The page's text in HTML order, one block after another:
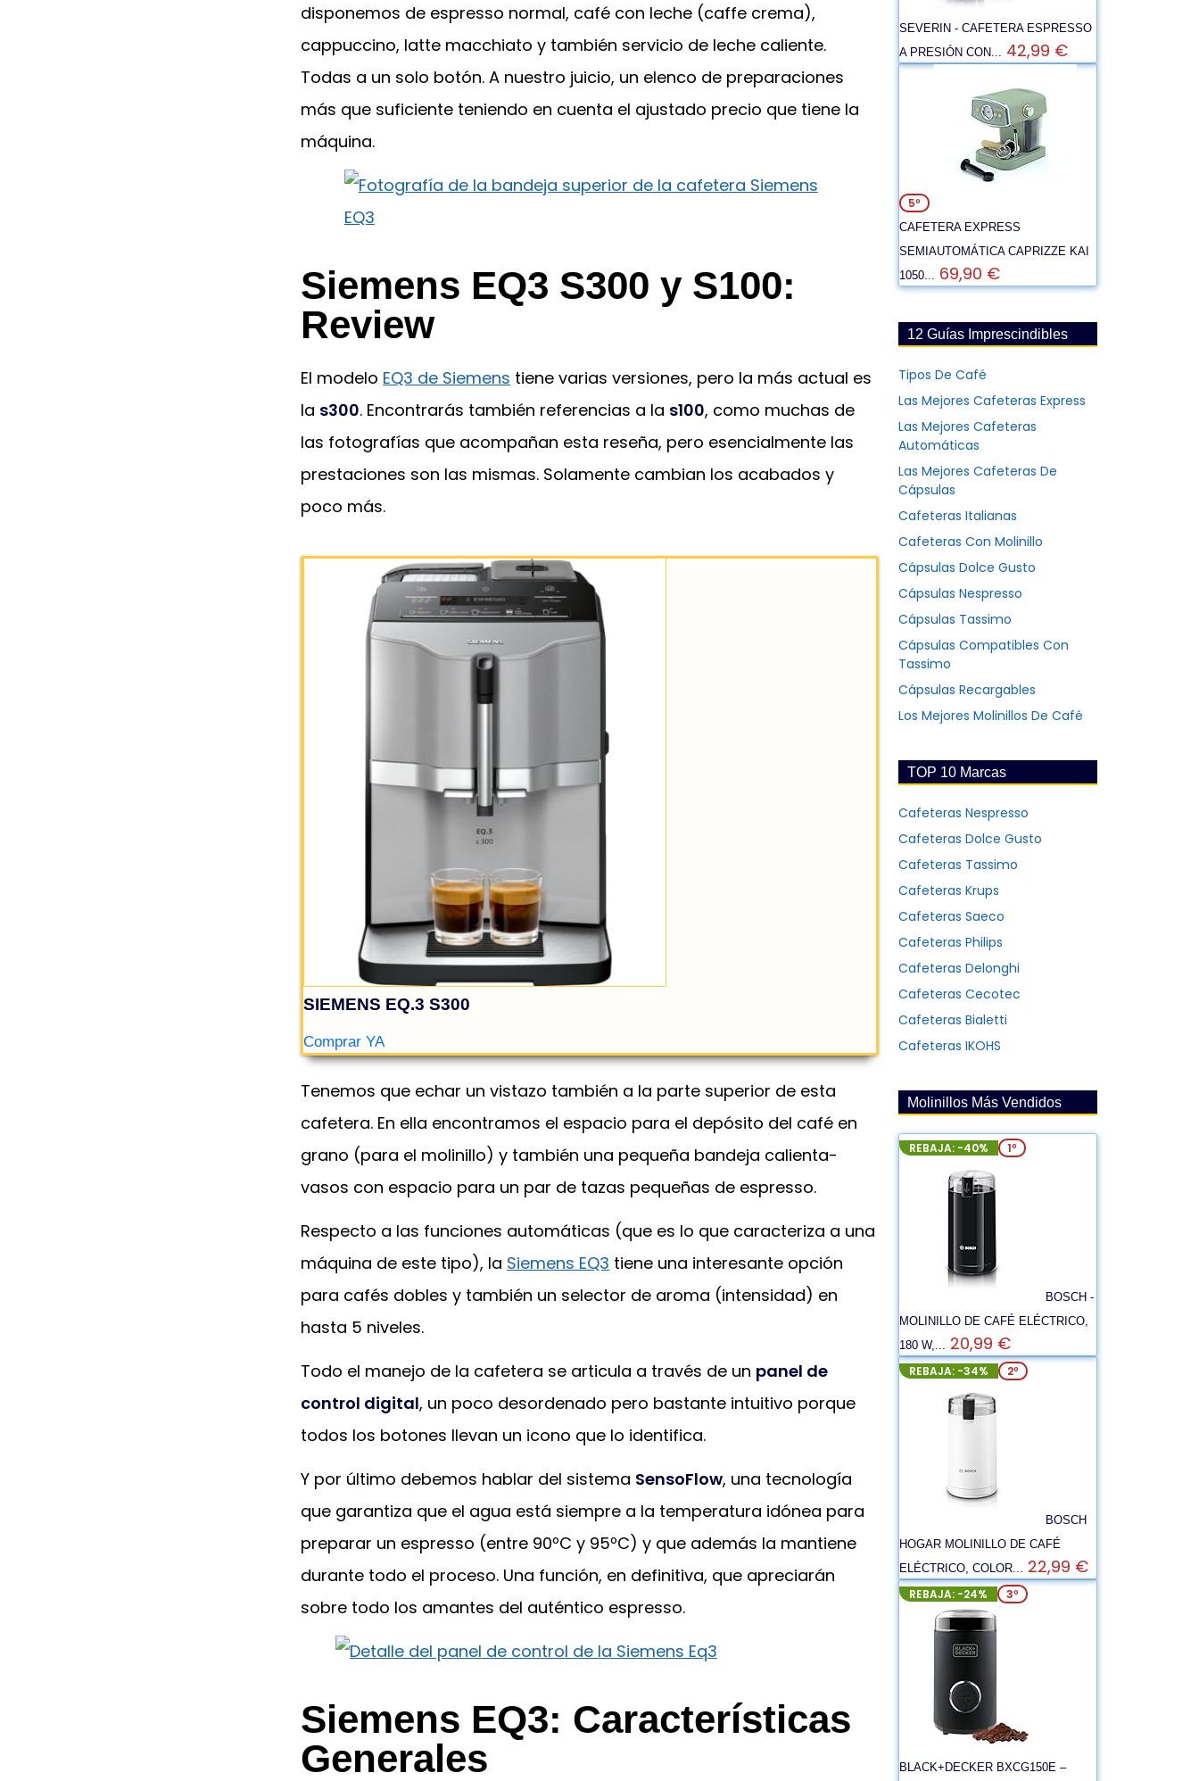
disponemos de espresso normal, café con leche (caffe crema),
cappuccino, latte macchiato y también servicio de leche caliente.
Todas a un solo botón. A nuestro juicio, un elenco de preparaciones
más que suficiente teniendo en cuenta el ajustado precio que tiene la
máquina.
Siemens EQ3 S300 y S100:
Review
El modelo EQ3 de Siemens tiene varias versiones, pero la más actual es
la s300. Encontrarás también referencias a la s100, como muchas de
las fotografías que acompañan esta reseña, pero esencialmente las
prestaciones son las mismas. Solamente cambian los acabados y
poco más.
SIEMENS EQ.3 S300
Comprar YA
Tenemos que echar un vistazo también a la parte superior de esta
cafetera. En ella encontramos el espacio para el depósito del café en
grano (para el molinillo) y también una pequeña bandeja calienta-
vasos con espacio para un par de tazas pequeñas de espresso.
Respecto a las funciones automáticas (que es lo que caracteriza a una
máquina de este tipo), la Siemens EQ3 tiene una interesante opción
para cafés dobles y también un selector de aroma (intensidad) en
hasta 5 niveles.
Todo el manejo de la cafetera se articula a través de un panel de
control digital, un poco desordenado pero bastante intuitivo porque
todos los botones llevan un icono que lo identifica.
Y por último debemos hablar del sistema SensoFlow, una tecnología
que garantiza que el agua está siempre a la temperatura idónea para
preparar un espresso (entre 90ºC y 95ºC) y que además la mantiene
durante todo el proceso. Una función, en definitiva, que apreciarán
sobre todo los amantes del auténtico espresso.
Siemens EQ3: Características
Generales
SEVERIN - CAFETERA ESPRESSO
A PRESIÓN CON... 42,99 €
5º
CAFETERA EXPRESS
SEMIAUTOMÁTICA CAPRIZZE KAI
1050... 69,90 €
12 Guías Imprescindibles
Tipos De Café
Las Mejores Cafeteras Express
Las Mejores Cafeteras
Automáticas
Las Mejores Cafeteras De
Cápsulas
Cafeteras Italianas
Cafeteras Con Molinillo
Cápsulas Dolce Gusto
Cápsulas Nespresso
Cápsulas Tassimo
Cápsulas Compatibles Con
Tassimo
Cápsulas Recargables
Los Mejores Molinillos De Café
TOP 10 Marcas
Cafeteras Nespresso
Cafeteras Dolce Gusto
Cafeteras Tassimo
Cafeteras Krups
Cafeteras Saeco
Cafeteras Philips
Cafeteras Delonghi
Cafeteras Cecotec
Cafeteras Bialetti
Cafeteras IKOHS
Molinillos Más Vendidos
REBAJA: -40% 1º
BOSCH -
MOLINILLO DE CAFÉ ELÉCTRICO,
180 W,... 20,99 €
REBAJA: -34% 2º
BOSCH
HOGAR MOLINILLO DE CAFÉ
ELÉCTRICO, COLOR... 22,99 €
REBAJA: -24% 3º
BLACK+DECKER BXCG150E –